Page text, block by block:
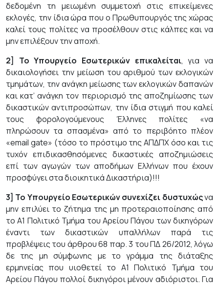
δεδομένη τη μειωμένη συμμετοχή στις επικείμενες
εκλογές, την ίδια ώρα που ο Πρωθυπουργός της χώρας
καλεί τους πολίτες να προσέλθουν στις κάλπες και να
μην επιλέξουν την αποχή.
2] Το Υπουργείο Εσωτερικών επικαλείται, για να
δικαιολογήσει την μείωση του αριθμού των εκλογικών
τμημάτων, την ανάγκη μείωσης των εκλογικών δαπανών
και κατ’ ανάγκη τον περιορισμό της αποζημίωσης των
δικαστικών αντιπροσώπων, την ίδια στιγμή που καλεί
τους φορολογούμενους Έλληνες πολίτες «να
πληρώσουν τα σπασμένα» από το περιβόητο πλέον
«email gate» (τόσο το πρόστιμο της ΑΠΔΠΧ όσο και τις
τυχόν επιδικασθησόμενες δικαστικές αποζημιώσεις
επί των αγωγών των αποδήμων Ελλήνων που έχουν
προσφύγει στα διοικητικά Δικαστήρια)!!!
3] Το Υπουργείο Εσωτερικών συνεχίζει δυστυχώςνα
μην επιλύει το ζήτημα της μη προτεραιοποίησης από
το Α1 Πολιτικό Τμήμα του Αρείου Πάγου των δικηγόρων
έναντι των δικαστικών υπαλλήλων παρά τις
προβλέψεις του άρθρου 68 παρ. 3 του ΠΔ 26/2012, λόγω
δε της μη σύμφωνης με το γράμμα της διάταξης
ερμηνείας που υιοθετεί το Α1 Πολιτικό Τμήμα του
Αρείου Πάγου πολλοί δικηγόροι μένουν αδιόριστοι. Για